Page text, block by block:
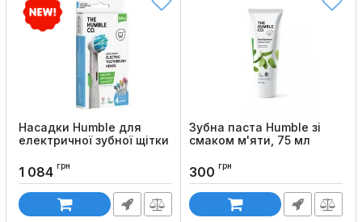
Насадки Humble для
електричної зубної щітки
Код товару:
1 084 грн
Зубна паста Humble зі
смаком м'яти, 75 мл
300 грн